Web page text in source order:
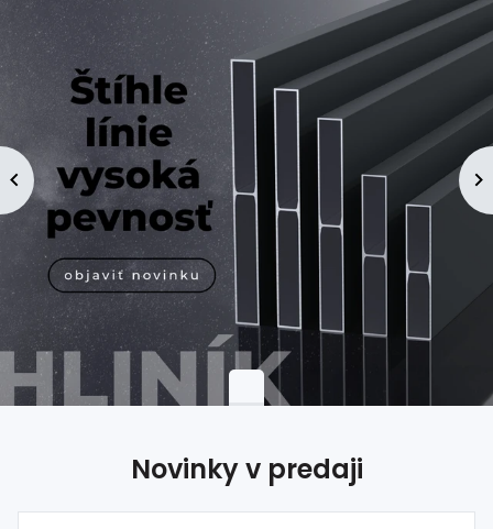
Hliníkové polotovary
Kovanépolotovary
Zábradlia amadlá
Bránové systémy
Automatizácia
Dom, dielňa, záhrada
Hutníckymateriál
Spojovací materiál
%Zľava
Novinky v predaji